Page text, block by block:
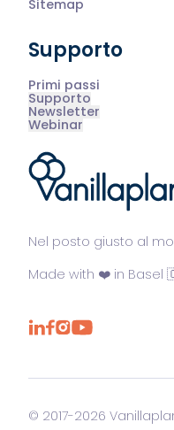
Nel posto giusto al
Made with ❤️ in Basel
Sitemap
Supporto
Primi passi
Supporto
Newsletter
Webinar
© 2017-2026